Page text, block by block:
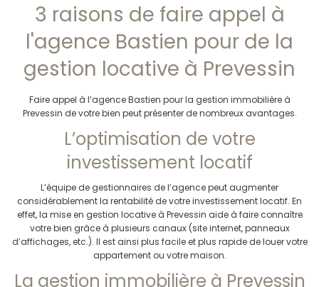
3 raisons de faire appel à
l'agence Bastien pour de la
gestion locative à Prevessin
Faire appel à l’agence Bastien pour la gestion immobilière à
Prevessin de votre bien peut présenter de nombreux avantages.
L’optimisation de votre
investissement locatif
L’équipe de gestionnaires de l’agence peut augmenter
considérablement la rentabilité de votre investissement locatif. En
effet, la mise en gestion locative à Prevessin aide à faire connaître
votre bien grâce à plusieurs canaux (site internet, panneaux
d’affichages, etc.). Il est ainsi plus facile et plus rapide de louer votre
appartement ou votre maison.
La gestion immobilière à Prevessin